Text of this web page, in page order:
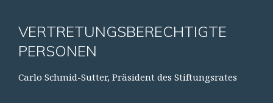
VERTRETUNGSBERECHTIGTE
PERSONEN
Carlo Schmid-Sutter, Präsident des Stiftungsrates